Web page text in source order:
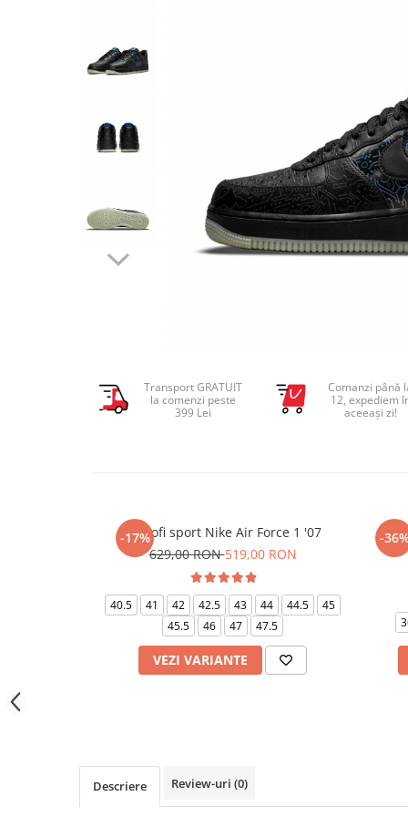
Ingrijire incaltaminte
Transport GRATUIT
la comenzi peste
399 Lei
Comanzi până
12, expediem
aceeași zi!
-17%
Pantofi sport Nike Air Force 1 '07
629,00 RON519,00 RON
40.5 41 42 42.5 43 44 44.5
45
45.5
46 47 47.5
VEZI VARIANTE
-
Descriere Review-uri (0)